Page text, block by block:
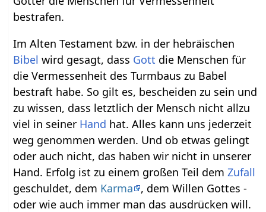
bestrafen.
Im Alten Testament bzw. in der hebräischen
Bibel wird gesagt, dass Gott die Menschen für
die Vermessenheit des Turmbaus zu Babel
bestraft habe. So gilt es, bescheiden zu sein und
zu wissen, dass letztlich der Mensch nicht allzu
viel in seiner Hand hat. Alles kann uns jederzeit
weg genommen werden. Und ob etwas gelingt
oder auch nicht, das haben wir nicht in unserer
Hand. Erfolg ist zu einem großen Teil demZufall
geschuldet, dem Karma
, dem Willen Gottes -
oder wie auch immer man das ausdrücken will.